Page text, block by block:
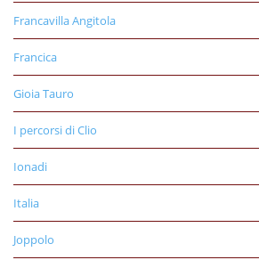
Francavilla Angitola
Francica
Gioia Tauro
I percorsi di Clio
Ionadi
Italia
Joppolo